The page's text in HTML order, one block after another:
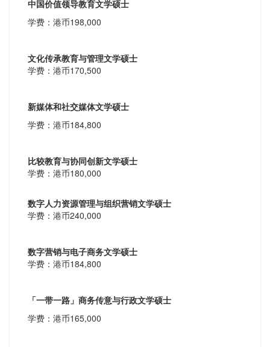
中国价值领导教育文学硕士
学费：港币198,000
文化传承教育与管理文学硕士
学费：港币170,500
新媒体和社交媒体文学硕士
学费：港币184,800
比较教育与协同创新文学硕士
学费：港币180,000
数字人力资源管理与组织营销文学硕士
学费：港币240,000
数字营销与电子商务文学硕士
学费：港币184,800
「一带一路」商务传意与行政文学硕士
学费：港币165,000